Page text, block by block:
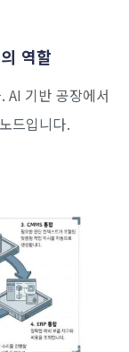
역할
AI 기반 공장에서
드입니다.